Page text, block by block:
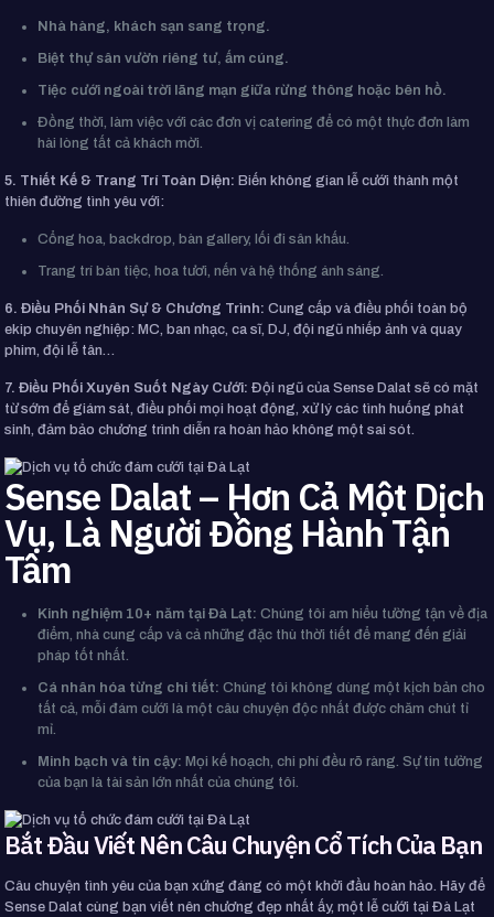
Nhà hàng, khách sạn sang trọng.
Biệt thự sân vườn riêng tư, ấm cúng.
Tiệc cưới ngoài trời lãng mạn giữa rừng thông hoặc bên hồ.
Đồng thời, làm việc với các đơn vị catering để có một thực đơn làm
hài lòng tất cả khách mời.
5. Thiết Kế & Trang Trí Toàn Diện: Biến không gian lễ cưới thành một
thiên đường tình yêu với:
Cổng hoa, backdrop, bàn gallery, lối đi sân khấu.
Trang trí bàn tiệc, hoa tươi, nến và hệ thống ánh sáng.
6. Điều Phối Nhân Sự & Chương Trình: Cung cấp và điều phối toàn bộ
ekip chuyên nghiệp: MC, ban nhạc, ca sĩ, DJ, đội ngũ nhiếp ảnh và quay
phim, đội lễ tân…
7. Điều Phối Xuyên Suốt Ngày Cưới: Đội ngũ của Sense Dalat sẽ có mặt
từ sớm để giám sát, điều phối mọi hoạt động, xử lý các tình huống phát
sinh, đảm bảo chương trình diễn ra hoàn hảo không một sai sót.
Sense Dalat – Hơn Cả Một Dịch
Vụ, Là Người Đồng Hành Tận
Tâm
Kinh nghiệm 10+ năm tại Đà Lạt: Chúng tôi am hiểu tường tận về địa
điểm, nhà cung cấp và cả những đặc thù thời tiết để mang đến giải
pháp tốt nhất.
Cá nhân hóa từng chi tiết: Chúng tôi không dùng một kịch bản cho
tất cả, mỗi đám cưới là một câu chuyện độc nhất được chăm chút tỉ
mỉ.
Minh bạch và tin cậy: Mọi kế hoạch, chi phí đều rõ ràng. Sự tin tưởng
của bạn là tài sản lớn nhất của chúng tôi.
Bắt Đầu Viết Nên Câu Chuyện Cổ Tích Của Bạn
Câu chuyện tình yêu của bạn xứng đáng có một khởi đầu hoàn hảo. Hãy để
Sense Dalat cùng bạn viết nên chương đẹp nhất ấy, một lễ cưới tại Đà Lạt